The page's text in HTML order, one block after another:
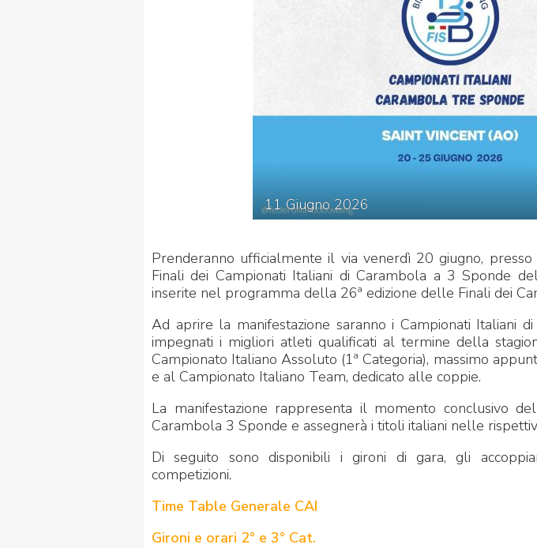
CENTRO STUDI E
TECNICA
11Giugno2026
Prenderanno ufficialmente il via venerdì 20 giugno,
Finali dei Campionati Italiani di Carambola a 3 Sponde
inserite nel programma della 26ª edizione delle Finali dei
Ad aprire la manifestazione saranno i Campionati Italiani
impegnati i migliori atleti qualificati al termine della
Campionato Italiano Assoluto (1ª Categoria), massimo
e al Campionato Italiano Team, dedicato alle coppie.
La manifestazione rappresenta il momento conclusivo
Carambola 3 Sponde e assegnerà i titoli italiani nelle
Di seguito sono disponibili i gironi di gara, gli
competizioni.
Time Table Generale CAI
Gironi e orari 2° e 3° Cat.